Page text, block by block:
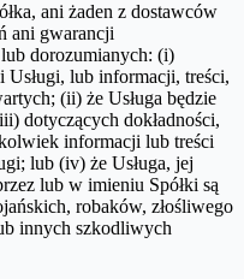
ani żaden z dostawców
ani gwarancji
dorozumianych: (i)
Usługi, lub informacji, treści,
(ii) że Usługa będzie
dotyczących dokładności,
informacji lub treści
lub (iv) że Usługa, jej
lub w imieniu Spółki są
robaków, złośliwego
innych szkodliwych